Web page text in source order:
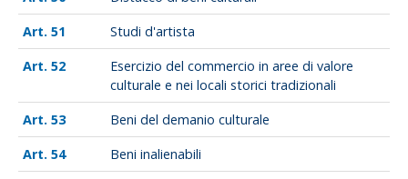
51
Studi d'artista
52
Esercizio del commercio in aree di valore
culturale e nei locali storici tradizionali
53
Beni del demanio culturale
54
Beni inalienabili